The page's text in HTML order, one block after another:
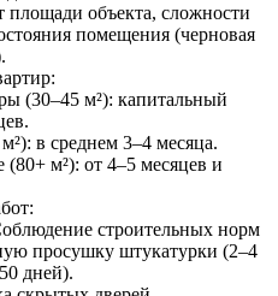
площади объекта, сложности
помещения (черновая
(30–45 м²): капитальный
в среднем 3–4 месяца.
м²): от 4–5 месяцев и
строительных норм
просушку штукатурки (2–4
дней).